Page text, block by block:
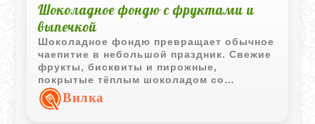
Шоколадное фондю с фруктами и
выпечкой
Шоколадное фондю превращает обычное
чаепитие в небольшой праздник. Свежие
фрукты, бисквиты и пирожные,
покрытые тёплым шоколадом со
сливками, создают множество вкусных
сочетаний для уютного вечера.
Вилка